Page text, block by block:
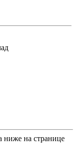
ниже на странице